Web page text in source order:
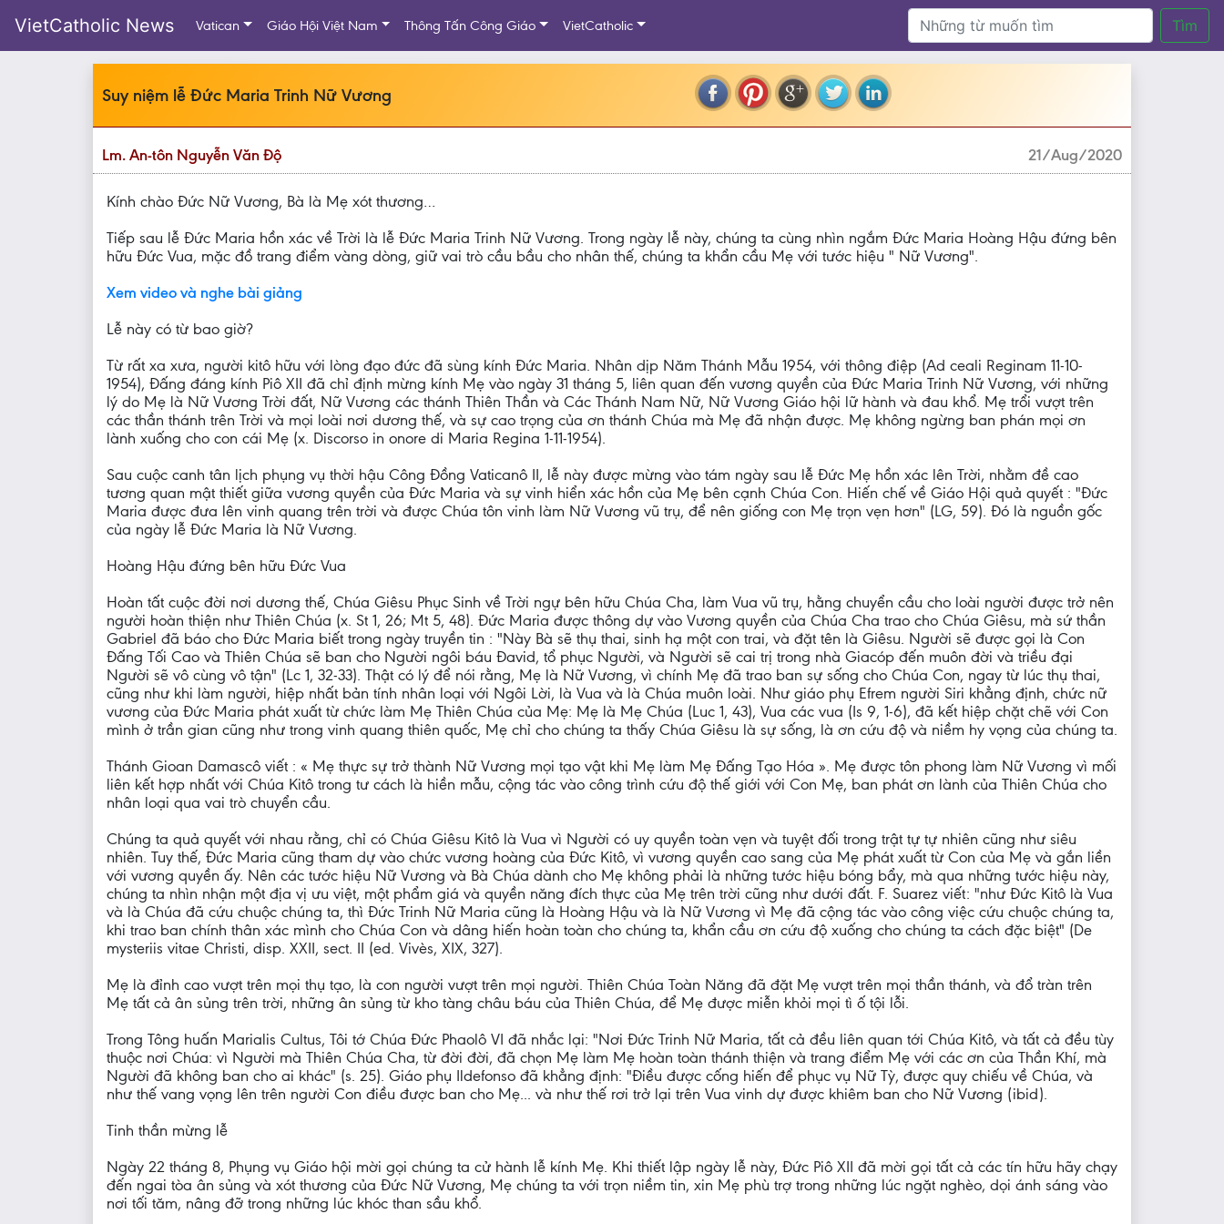
VietCatholic News Vatican Giáo Hội Việt Nam Thông Tấn Công Giáo VietCatholic Tìm
Suy niệm lễ Đức Maria Trinh Nữ Vương
Lm. An-tôn Nguyễn Văn Độ 21/Aug/2020
Kính chào Đức Nữ Vương, Bà là Mẹ xót thương…
Tiếp sau lễ Đức Maria hồn xác về Trời là lễ Đức Maria Trinh Nữ Vương. Trong ngày lễ này, chúng ta cùng nhìn ngắm Đức Maria Hoàng Hậu đứng bên
hữu Đức Vua, mặc đồ trang điểm vàng dòng, giữ vai trò cầu bầu cho nhân thế, chúng ta khẩn cầu Mẹ với tước hiệu " Nữ Vương".
Xem video và nghe bài giảng
Lễ này có từ bao giờ?
Từ rất xa xưa, người kitô hữu với lòng đạo đức đã sùng kính Đức Maria. Nhân dịp Năm Thánh Mẫu 1954, với thông điệp (Ad ceali Reginam 11-10-
1954), Ðấng đáng kính Piô XII đã chỉ định mừng kính Mẹ vào ngày 31 tháng 5, liên quan đến vương quyền của Đức Maria Trinh Nữ Vương, với những
lý do Mẹ là Nữ Vương Trời đất, Nữ Vương các thánh Thiên Thần và Các Thánh Nam Nữ, Nữ Vương Giáo hội lữ hành và đau khổ. Mẹ trổi vượt trên
các thần thánh trên Trời và mọi loài nơi dương thế, và sự cao trọng của ơn thánh Chúa mà Mẹ đã nhận được. Mẹ không ngừng ban phán mọi ơn
lành xuống cho con cái Mẹ (x. Discorso in onore di Maria Regina 1-11-1954).
Sau cuộc canh tân lịch phụng vụ thời hậu Công Ðồng Vaticanô II, lễ này được mừng vào tám ngày sau lễ Ðức Mẹ hồn xác lên Trời, nhằm đề cao
tương quan mật thiết giữa vương quyền của Ðức Maria và sự vinh hiển xác hồn của Mẹ bên cạnh Chúa Con. Hiến chế về Giáo Hội quả quyết : "Ðức
Maria được đưa lên vinh quang trên trời và được Chúa tôn vinh làm Nữ Vương vũ trụ, để nên giống con Mẹ trọn vẹn hơn" (LG, 59). Đó là nguồn gốc
của ngày lễ Ðức Maria là Nữ Vương.
Hoàng Hậu đứng bên hữu Đức Vua
Hoàn tất cuộc đời nơi dương thế, Chúa Giêsu Phục Sinh về Trời ngự bên hữu Chúa Cha, làm Vua vũ trụ, hằng chuyển cầu cho loài người được trở nên
người hoàn thiện như Thiên Chúa (x. St 1, 26; Mt 5, 48). Đức Maria được thông dự vào Vương quyền của Chúa Cha trao cho Chúa Giêsu, mà sứ thần
Gabriel đã báo cho Đức Maria biết trong ngày truyền tin : "Này Bà sẽ thụ thai, sinh hạ một con trai, và đặt tên là Giêsu. Người sẽ được gọi là Con
Đấng Tối Cao và Thiên Chúa sẽ ban cho Người ngôi báu Đavid, tổ phục Người, và Người sẽ cai trị trong nhà Giacóp đến muôn đời và triều đại
Người sẽ vô cùng vô tận" (Lc 1, 32-33). Thật có lý để nói rằng, Mẹ là Nữ Vương, vì chính Mẹ đã trao ban sự sống cho Chúa Con, ngay từ lúc thụ thai,
cũng như khi làm người, hiệp nhất bản tính nhân loại với Ngôi Lời, là Vua và là Chúa muôn loài. Như giáo phụ Efrem người Siri khẳng định, chức nữ
vương của Ðức Maria phát xuất từ chức làm Mẹ Thiên Chúa của Mẹ: Mẹ là Mẹ Chúa (Luc 1, 43), Vua các vua (Is 9, 1-6), đã kết hiệp chặt chẽ với Con
mình ở trần gian cũng như trong vinh quang thiên quốc, Mẹ chỉ cho chúng ta thấy Chúa Giêsu là sự sống, là ơn cứu độ và niềm hy vọng của chúng ta.
Thánh Gioan Damascô viết : « Mẹ thực sự trở thành Nữ Vương mọi tạo vật khi Mẹ làm Mẹ Đấng Tạo Hóa ». Mẹ được tôn phong làm Nữ Vương vì mối
liên kết hợp nhất với Chúa Kitô trong tư cách là hiền mẫu, cộng tác vào công trình cứu độ thế giới với Con Mẹ, ban phát ơn lành của Thiên Chúa cho
nhân loại qua vai trò chuyển cầu.
Chúng ta quả quyết với nhau rằng, chỉ có Chúa Giêsu Kitô là Vua vì Người có uy quyền toàn vẹn và tuyệt đối trong trật tự tự nhiên cũng như siêu
nhiên. Tuy thế, Đức Maria cũng tham dự vào chức vương hoàng của Đức Kitô, vì vương quyền cao sang của Mẹ phát xuất từ Con của Mẹ và gắn liền
với vương quyền ấy. Nên các tước hiệu Nữ Vương và Bà Chúa dành cho Mẹ không phải là những tước hiệu bóng bẩy, mà qua những tước hiệu này,
chúng ta nhìn nhận một địa vị ưu việt, một phẩm giá và quyền năng đích thực của Mẹ trên trời cũng như dưới đất. F. Suarez viết: "như Đức Kitô là Vua
và là Chúa đã cứu chuộc chúng ta, thì Đức Trinh Nữ Maria cũng là Hoàng Hậu và là Nữ Vương vì Mẹ đã cộng tác vào công việc cứu chuộc chúng ta,
khi trao ban chính thân xác mình cho Chúa Con và dâng hiến hoàn toàn cho chúng ta, khẩn cầu ơn cứu độ xuống cho chúng ta cách đặc biệt" (De
mysteriis vitae Christi, disp. XXII, sect. II (ed. Vivès, XIX, 327).
Mẹ là đỉnh cao vượt trên mọi thụ tạo, là con người vượt trên mọi người. Thiên Chúa Toàn Năng đã đặt Mẹ vượt trên mọi thần thánh, và đổ tràn trên
Mẹ tất cả ân sủng trên trời, những ân sủng từ kho tàng châu báu của Thiên Chúa, để Mẹ được miễn khỏi mọi tì ố tội lỗi.
Trong Tông huấn Marialis Cultus, Tôi tớ Chúa Ðức Phaolô VI đã nhắc lại: "Nơi Ðức Trinh Nữ Maria, tất cả đều liên quan tới Chúa Kitô, và tất cả đều tùy
thuộc nơi Chúa: vì Người mà Thiên Chúa Cha, từ đời đời, đã chọn Mẹ làm Mẹ hoàn toàn thánh thiện và trang điểm Mẹ với các ơn của Thần Khí, mà
Người đã không ban cho ai khác" (s. 25). Giáo phụ Ildefonso đã khẳng định: "Ðiều được cống hiến để phục vụ Nữ Tỳ, được quy chiếu về Chúa, và
như thế vang vọng lên trên người Con điều được ban cho Mẹ... và như thế rơi trở lại trên Vua vinh dự được khiêm ban cho Nữ Vương (ibid).
Tinh thần mừng lễ
Ngày 22 tháng 8, Phụng vụ Giáo hội mời gọi chúng ta cử hành lễ kính Mẹ. Khi thiết lập ngày lễ này, Đức Piô XII đã mời gọi tất cả các tín hữu hãy chạy
đến ngai tòa ân sủng và xót thương của Đức Nữ Vương, Mẹ chúng ta với trọn niềm tin, xin Mẹ phù trợ trong những lúc ngặt nghèo, dọi ánh sáng vào
nơi tối tăm, nâng đỡ trong những lúc khóc than sầu khổ.